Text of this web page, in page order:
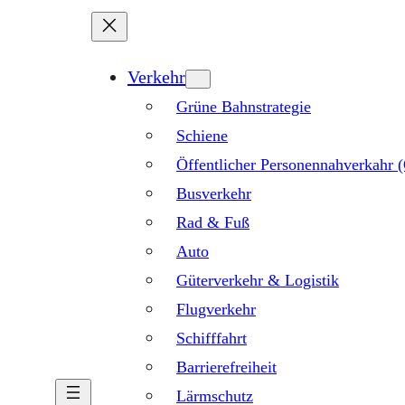
Verkehr
Grüne Bahnstrategie
Schiene
Öffentlicher Personennahverkahr
Busverkehr
Rad & Fuß
Auto
Güterverkehr & Logistik
Flugverkehr
Schifffahrt
Barrierefreiheit
Lärmschutz